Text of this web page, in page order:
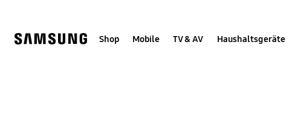
help
Shop Mobile TV & AV Haushaltsgeräte